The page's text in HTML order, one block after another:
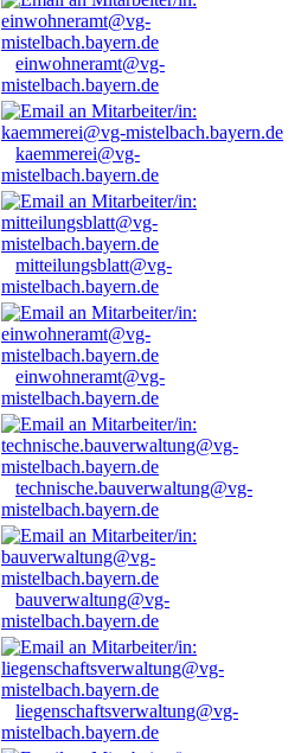
einwohneramt@vg-
mistelbach.bayern.de
kaemmerei@vg-
mistelbach.bayern.de
mitteilungsblatt@vg-
mistelbach.bayern.de
einwohneramt@vg-
mistelbach.bayern.de
technische.bauverwaltung@vg-
mistelbach.bayern.de
bauverwaltung@vg-
mistelbach.bayern.de
liegenschaftsverwaltung@vg-
mistelbach.bayern.de